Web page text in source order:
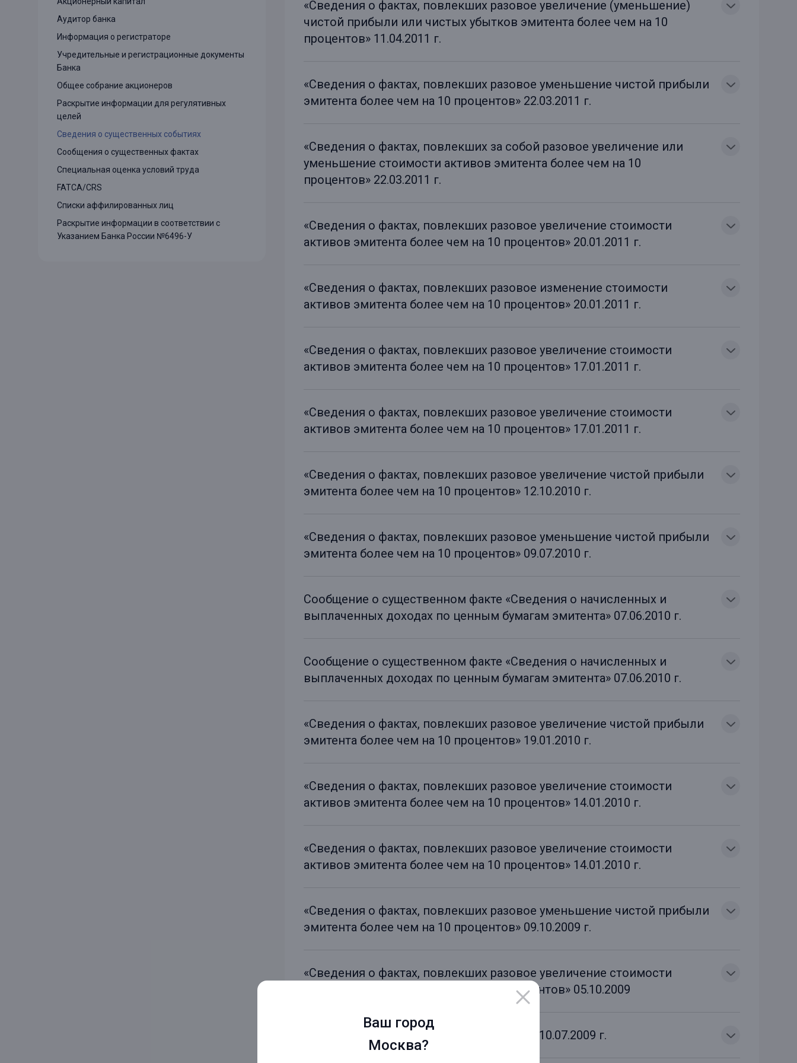
Ваш город
Москва?
Онлайн
Все вклады
Удаленная идентификация
Мобильное приложение
Подтверждение согласия через Госуслуги
Все сервисы
Аудитор банка
Информация о регистраторе
Учредительные и регистрационные документы
Банка
Общее собрание акционеров
Раскрытие информации для регулятивных
целей
Сведения о существенных событиях
Сообщения о существенных фактах
Специальная оценка условий труда
FATCA/CRS
Списки аффилированных лиц
Раскрытие информации в соответствии с
Указанием Банка России №6496-У
«Сведения о фактах, повлекших разовое увеличение (уменьшение)
чистой прибыли или чистых убытков эмитента более чем на 10
процентов» 11.04.2011 г.
«Сведения о фактах, повлекших разовое уменьшение чистой прибыли
эмитента более чем на 10 процентов» 22.03.2011 г.
«Сведения о фактах, повлекших за собой разовое увеличение или
уменьшение стоимости активов эмитента более чем на 10
процентов» 22.03.2011 г.
«Сведения о фактах, повлекших разовое увеличение стоимости
активов эмитента более чем на 10 процентов» 20.01.2011 г.
«Сведения о фактах, повлекших разовое изменение стоимости
активов эмитента более чем на 10 процентов» 20.01.2011 г.
«Сведения о фактах, повлекших разовое увеличение стоимости
активов эмитента более чем на 10 процентов» 17.01.2011 г.
«Сведения о фактах, повлекших разовое увеличение стоимости
активов эмитента более чем на 10 процентов» 17.01.2011 г.
«Сведения о фактах, повлекших разовое увеличение чистой прибыли
эмитента более чем на 10 процентов» 12.10.2010 г.
«Сведения о фактах, повлекших разовое уменьшение чистой прибыли
эмитента более чем на 10 процентов» 09.07.2010 г.
Сообщение о существенном факте «Сведения о начисленных и
выплаченных доходах по ценным бумагам эмитента» 07.06.2010 г.
Сообщение о существенном факте «Сведения о начисленных и
выплаченных доходах по ценным бумагам эмитента» 07.06.2010 г.
«Сведения о фактах, повлекших разовое увеличение чистой прибыли
эмитента более чем на 10 процентов» 19.01.2010 г.
«Сведения о фактах, повлекших разовое увеличение стоимости
активов эмитента более чем на 10 процентов» 14.01.2010 г.
«Сведения о фактах, повлекших разовое увеличение стоимости
активов эмитента более чем на 10 процентов» 14.01.2010 г.
«Сведения о фактах, повлекших разовое уменьшение чистой прибыли
эмитента более чем на 10 процентов» 09.10.2009 г.
«Сведения о фактах, повлекших разовое увеличение стоимости
активов эмитента более чем на 10 процентов» 05.10.2009
«Сведения о решениях общих собраний» 10.07.2009 г.